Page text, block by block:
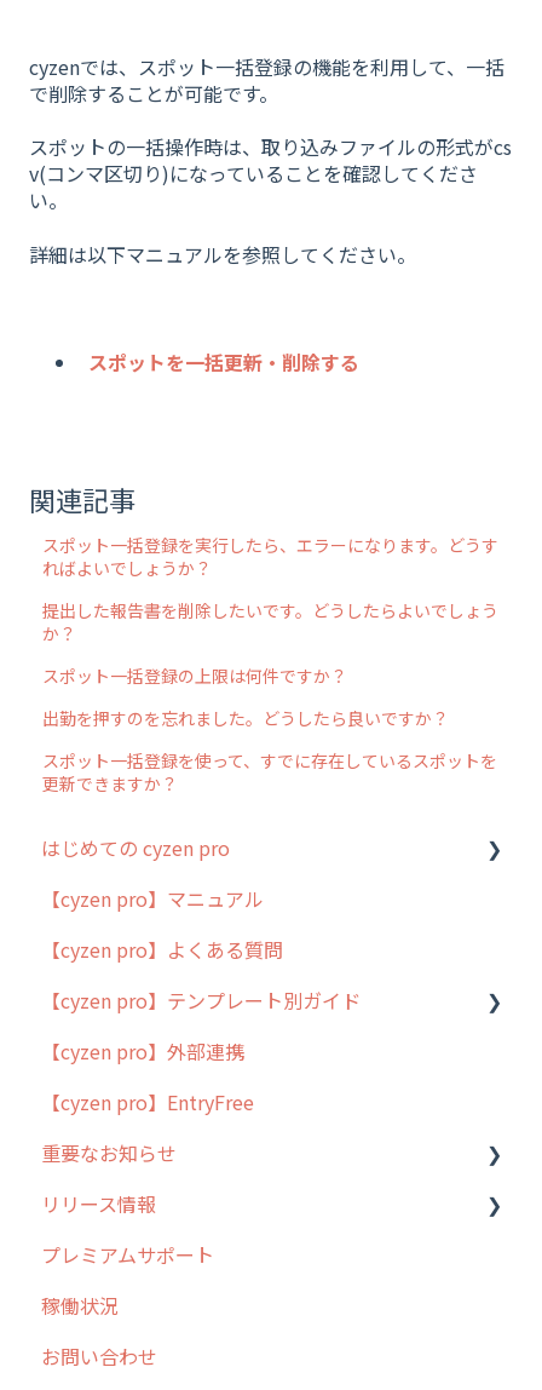
cyzenでは、スポット一括登録の機能を利用して、一括
で削除することが可能です。
スポットの一括操作時は、取り込みファイルの形式がcs
v(コンマ区切り)になっていることを確認してくださ
い。
詳細は以下マニュアルを参照してください。
スポットを一括更新・削除する
関連記事
スポット一括登録を実行したら、エラーになります。どうす
ればよいでしょうか？
提出した報告書を削除したいです。どうしたらよいでしょう
か？
スポット一括登録の上限は何件ですか？
出勤を押すのを忘れました。どうしたら良いですか？
スポット一括登録を使って、すでに存在しているスポットを
更新できますか？
はじめての cyzen pro
cyzen pro とは？
簡易マニュアル
cyzen proの位置情報取得について
用語集
よくある質問
【cyzen pro】マニュアル
【cyzen pro】よくある質問
【cyzen pro】テンプレート別ガイド
ポスティング
ラウンダー
メンテナンス
外廻り営業
清掃
不動産
【cyzen pro】外部連携
【cyzen pro】EntryFree
重要なお知らせ
過去の重要なお知らせ
障害情報
リリース情報
リリース
2026年のリリース情報
2025年のリリース情報
プレミアムサポート
稼働状況
お問い合わせ